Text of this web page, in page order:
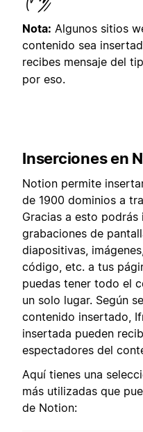
Nota: Algunos sitios
contenido sea
recibes mensaje del
por eso.
Inserciones en
Notion permite
de 1900 dominios a
Gracias a esto
grabaciones de
diapositivas,
código, etc. a tus
puedas tener todo el
un solo lugar. Según
contenido insertado,
insertada pueden
espectadores del
Aquí tienes una
más utilizadas que
de Notion: